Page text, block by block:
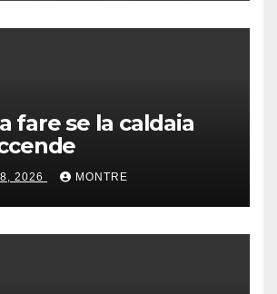
fare se la caldaia
2026 MONTRE